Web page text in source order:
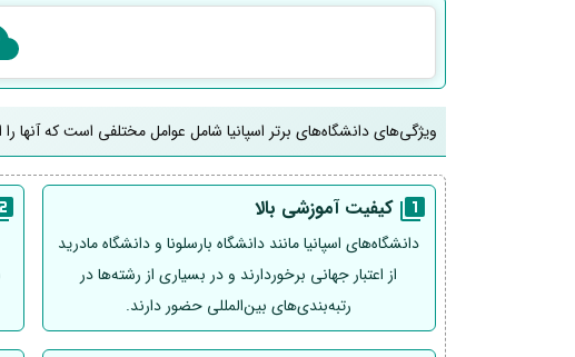
ویژگی‌های دانشگاه‌های برتر اسپانیا شامل عوامل مختلفی است که آنها
کیفیت آموزشی بالا
دانشگاه‌های اسپانیا مانند دانشگاه بارسلونا و دانشگاه مادرید
از اعتبار جهانی برخوردارند و در بسیاری از رشته‌ها در
رتبه‌بندی‌های بین‌المللی حضور دارند.